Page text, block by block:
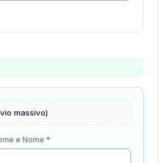
massivo)
e Nome *